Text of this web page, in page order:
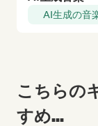
AI生成の音
こちらの
すめ...